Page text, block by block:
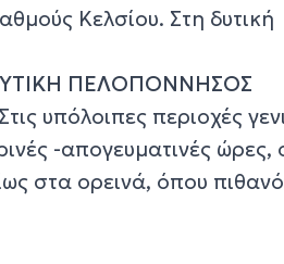
Κελσίου. Στη δυτική
ΠΕΛΟΠΟΝΝΗΣΟΣ
υπόλοιπες περιοχές
-απογευματινές ώρες,
στα ορεινά, όπου